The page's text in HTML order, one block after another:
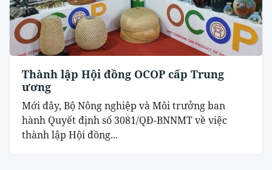
Thành lập Hội đồng OCOP cấp Trung
ương
Mới đây, Bộ Nông nghiệp và Môi trưởng ban
hành Quyết định số 3081/QĐ-BNNMT về việc
thành lập Hội đồng...